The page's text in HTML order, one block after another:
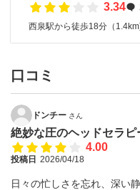
3.34
西泉駅から徒歩18分（
口コミ
ドンチー さん
絶妙な圧のヘッドセラ
4.00
投稿日 2026/04/18
日々の忙しさを忘れ、深い